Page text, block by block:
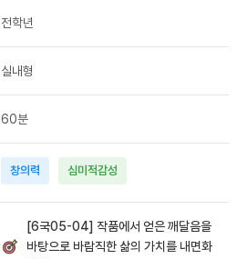
전학년
실내형
60분
창의력 심미적감성
[6국05-04] 작품에서 얻은 깨달음을
바탕으로 바람직한 삶의 가치를 내면화